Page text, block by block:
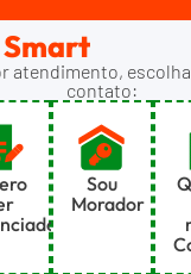
Smart
atendimento,
contato:
Sou
Morador